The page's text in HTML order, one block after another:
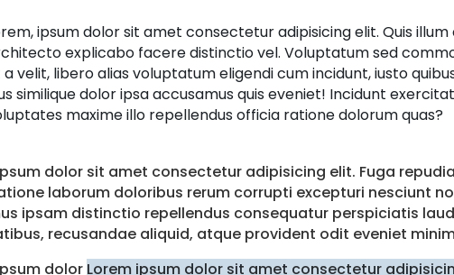
ipsum dolor sit amet consectetur adipisicing elit. Quis
explicabo facere distinctio vel. Voluptatum sed
velit, libero alias voluptatum eligendi cum incidunt, iusto
similique dolor ipsa accusamus quis eveniet! Incidunt
maxime illo repellendus officia ratione dolorum quas?
dolor sit amet consectetur adipisicing elit. Fuga
laborum doloribus rerum corrupti excepturi nesciunt
ipsam distinctio repellendus consequatur perspiciatis
recusandae aliquid, atque provident odit eveniet
dolor Lorem ipsum dolor sit amet consectetur